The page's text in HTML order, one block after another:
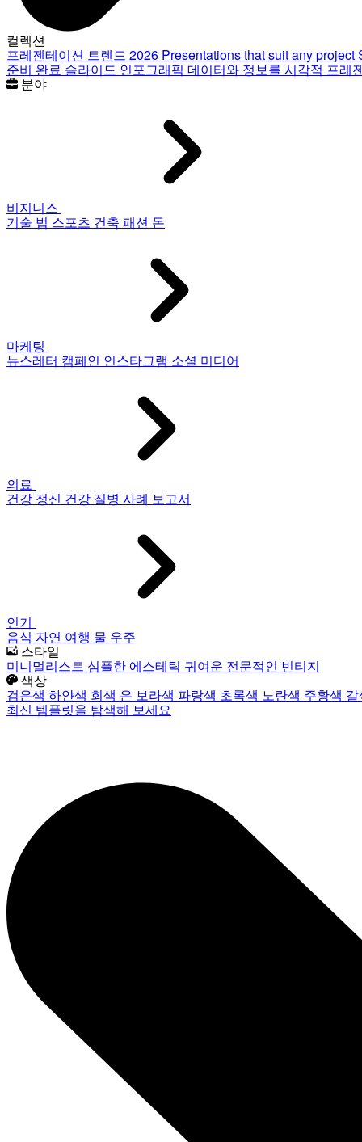
컬렉션
프레젠테이션 트렌드 2026 Presentations that suit any project
준비 완료 슬라이드 인포그래픽 데이터와 정보를 시각적 프레
분야
비지니스
기술 법 스포츠 건축 패션 돈
마케팅
뉴스레터 캠페인 인스타그램 소셜 미디어
의료
건강 정신 건강 질병 사례 보고서
인기
음식 자연 여행 물 우주
스타일
미니멀리스트 심플한 에스테틱 귀여운 전문적인 빈티지
색상
검은색 하얀색 회색 은 보라색 파랑색 초록색 노란색 주황색
최신 템플릿을 탐색해 보세요